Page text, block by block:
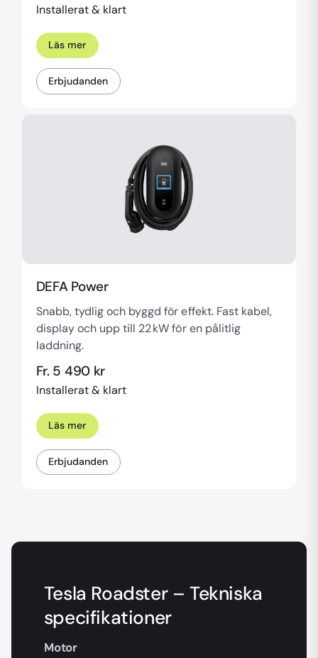
Installerat & klart
Läs mer
Erbjudanden
DEFA Power
Snabb, tydlig och byggd för effekt. Fast kabel,
display och upp till 22 kW för en pålitlig
laddning.
Fr. 5 490 kr
Installerat & klart
Läs mer
Erbjudanden
Tesla Roadster – Tekniska
specifikationer
Motor